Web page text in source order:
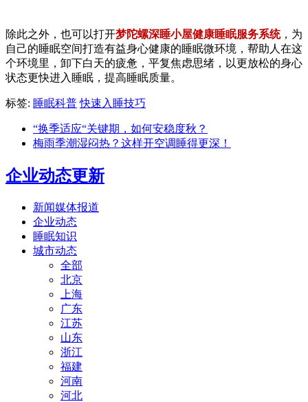
除此之外，也可以打开梦陀螺深睡小屋健康睡眠服务系统，为
自己的睡眠空间打造有益身心健康的睡眠微环境，帮助人在这
个环境里，卸下白天的疲惫，平复焦虑思绪，以更放松的身心
状态更快进入睡眠，提高睡眠质量。
标签: 睡眠科普 快速入睡技巧
“换季适应“关键期，如何安稳度秋？
梅雨季潮湿闷热？这样开空调睡得更深！
企业动态更新
新闻媒体报道
企业动态
睡眠知识
城市动态
全部
北京
上海
广东
江苏
山东
浙江
福建
河南
河北